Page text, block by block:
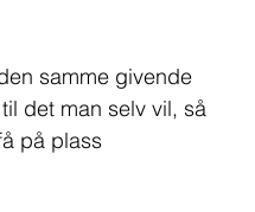
samme givende
det man selv vil, så
på plass